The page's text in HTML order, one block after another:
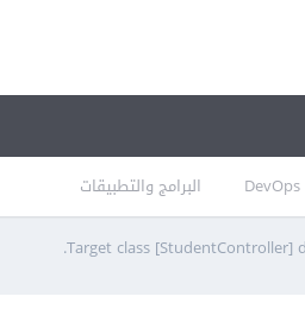
DevOps البرامج والتطبيقات